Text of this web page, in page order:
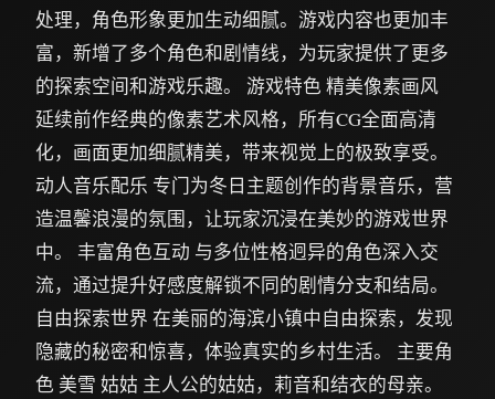
处理，角色形象更加生动细腻。游戏内容也更加丰
富，新增了多个角色和剧情线，为玩家提供了更多
的探索空间和游戏乐趣。 游戏特色 精美像素画风
延续前作经典的像素艺术风格，所有CG全面高清
化，画面更加细腻精美，带来视觉上的极致享受。
动人音乐配乐 专门为冬日主题创作的背景音乐，营
造温馨浪漫的氛围，让玩家沉浸在美妙的游戏世界
中。 丰富角色互动 与多位性格迥异的角色深入交
流，通过提升好感度解锁不同的剧情分支和结局。
自由探索世界 在美丽的海滨小镇中自由探索，发现
隐藏的秘密和惊喜，体验真实的乡村生活。 主要角
色 美雪 姑姑 主人公的姑姑，莉音和结衣的母亲。